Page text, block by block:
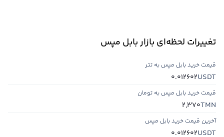
تغییرات لحظه‌ای بازار بابل مپس
قیمت خرید بابل مپس به تتر
USDT
0.012602
قیمت خرید بابل مپس به تومان
TMN
2,370
آخرین قیمت خرید بابل مپس
USDT
0.012602